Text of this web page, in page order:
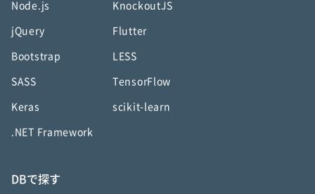
Node.js KnockoutJS
jQuery Flutter
Bootstrap LESS
SASS TensorFlow
Keras scikit-learn
.NET Framework
DBで探す